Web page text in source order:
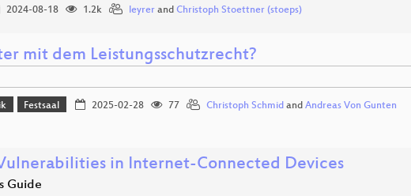
2024-08-18 1.2k leyrerand Christoph Stoettner (stoeps)
mit dem Leistungsschutzrecht?
Festsaal 2025-02-28 77 Christoph Schmid and Andreas Von Gunten
in Internet-Connected Devices
Guide